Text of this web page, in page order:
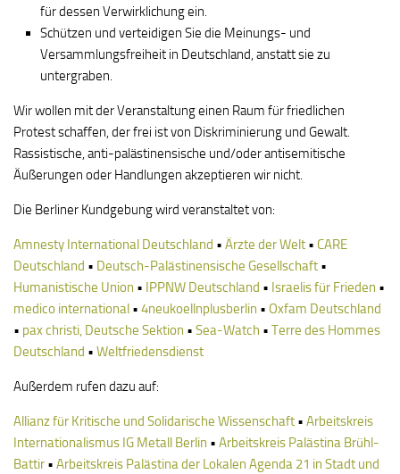
für dessen Verwirklichung ein.
Schützen und verteidigen Sie die Meinungs- und
Versammlungsfreiheit in Deutschland, anstatt sie zu
untergraben.
Wir wollen mit der Veranstaltung einen Raum für friedlichen
Protest schaffen, der frei ist von Diskriminierung und Gewalt.
Rassistische, anti-palästinensische und/oder antisemitische
Äußerungen oder Handlungen akzeptieren wir nicht.
Die Berliner Kundgebung wird veranstaltet von:
Amnesty International Deutschland • Ärzte der Welt • CARE
Deutschland • Deutsch-Palästinensische Gesellschaft •
Humanistische Union • IPPNW Deutschland • Israelis für Frieden •
medico international • 4neukoellnplusberlin • Oxfam Deutschland
• pax christi, Deutsche Sektion • Sea-Watch • Terre des Hommes
Deutschland • Weltfriedensdienst
Außerdem rufen dazu auf:
Allianz für Kritische und Solidarische Wissenschaft • Arbeitskreis
Internationalismus IG Metall Berlin • Arbeitskreis Palästina Brühl-
Battir • Arbeitskreis Palästina der Lokalen Agenda 21 in Stadt und